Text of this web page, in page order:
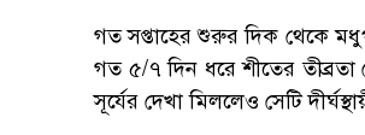
গত সপ্তাহের শুরুর দিক থেকে
গত ৫/৭ দিন ধরে শীতের
সূর্যের দেখা মিললেও সেটি